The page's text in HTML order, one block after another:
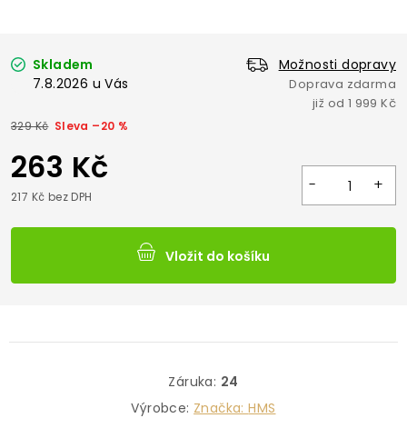
Skladem
Možnosti dopravy
7.8.2026
329 Kč –20 %
263 Kč
217 Kč bez DPH
Vložit do košíku
Záruka: 24
Výrobce: Značka:HMS